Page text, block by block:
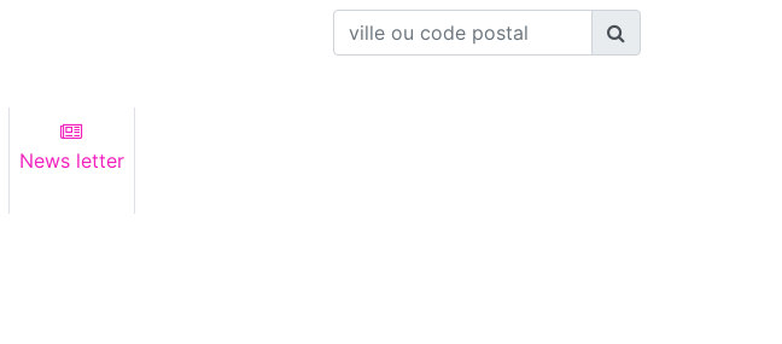
News letter